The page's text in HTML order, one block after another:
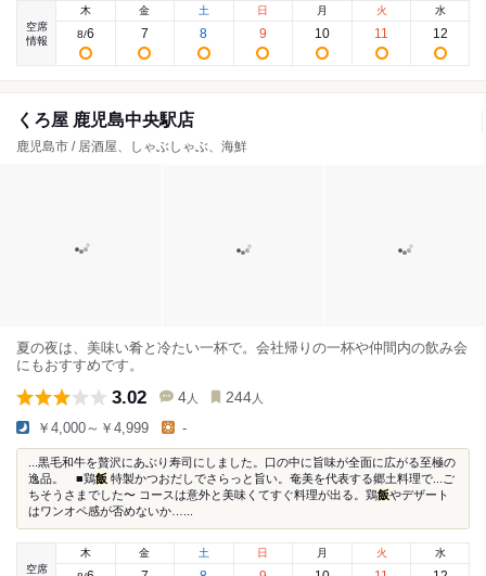
空席
情報
木
8/6
金
7
土
8
日
9
月
10
火
11
水
12
くろ屋 鹿児島中央駅店
鹿児島市 / 居酒屋、しゃぶしゃぶ、海鮮
夏の夜は、美味い肴と冷たい一杯で。会社帰りの一杯や仲間内の飲み会
にもおすすめです。
3.02 4 人 244 人
￥4,000～￥4,999 -
...黒毛和牛を贅沢にあぶり寿司にしました。口の中に旨味が全面に広がる至極の
逸品。 ■鶏飯 特製かつおだしでさらっと旨い。奄美を代表する郷土料理で...ご
ちそうさまでした〜 コースは意外と美味くてすぐ料理が出る。鶏飯やデザート
はワンオペ感が否めないか…...
空席
木
金 土 日 月 火 水